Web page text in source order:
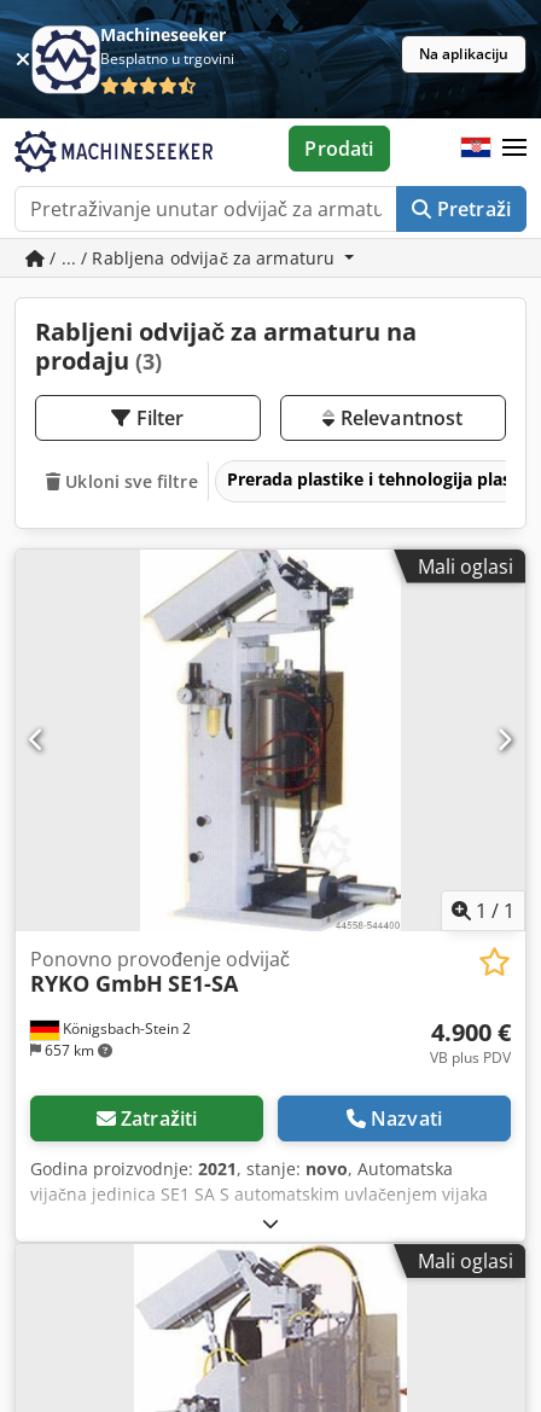
Machineseeker
Besplatno u trgovini Na aplikaciju
Pretraži
Prodati
/ ... / Rabljena odvijač za armaturu
Rabljeni odvijač za armaturu na
prodaju (3)
Filter Relevantnost
Ukloni sve filtre Prerada plastike i tehnologija
Mali oglasi
1 / 1
Königsbach-Stein 2
657 km
Ponovno provođenje odvijač
RYKO GmbH SE1-SA
4.900 €
VB plus PDV
Zatražiti Nazvati
Godina proizvodnje: 2021, stanje: novo, Automatska
vijačna jedinica SE1 SA S automatskim uvlačenjem vijaka
Nosač samo glave, ... Dcedpfxsuxyus Al Nek
Mali oglasi